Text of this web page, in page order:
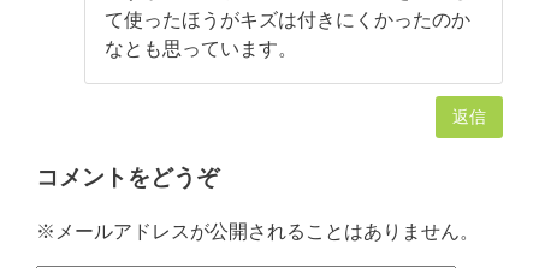
て使ったほうがキズは付きにくかったのか
なとも思っています。
返信
コメントをどうぞ
※メールアドレスが公開されることはありません。